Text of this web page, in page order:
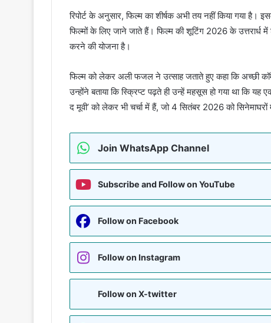
रिपोर्ट के अनुसार, फिल्म का शीर्षक अभी तय नहीं किया गया है।
फिल्मों के लिए जाने जाते हैं। फिल्म की शूटिंग 2026 के
करने की योजना है।
फिल्म को लेकर अली फजल ने उत्साह जताते हुए कहा कि अच्छी
उन्होंने बताया कि स्क्रिप्ट पढ़ते ही उन्हें महसूस हो गया था कि
द मूवी’ को लेकर भी चर्चा में हैं, जो 4 सितंबर 2026 को सिनेमाघरों
Join WhatsApp Channel
Subscribe and Follow on YouTube
Follow on Facebook
Follow on Instagram
Follow on X-twitter